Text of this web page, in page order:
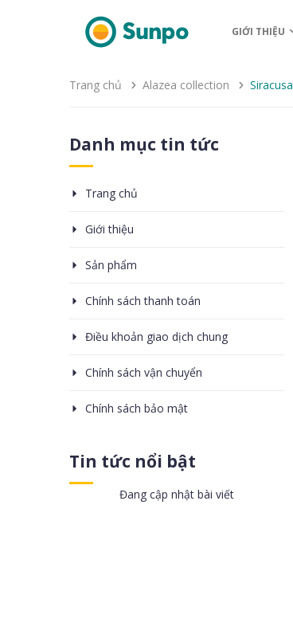
GIỚI THIỆU
Trang chủ Alazea collection Siracusa
Danh mục tin tức
Trang chủ
Giới thiệu
Sản phẩm
Chính sách thanh toán
Điều khoản giao dịch chung
Chính sách vận chuyển
Chính sách bảo mật
Tin tức nổi bật
Đang cập nhật bài viết